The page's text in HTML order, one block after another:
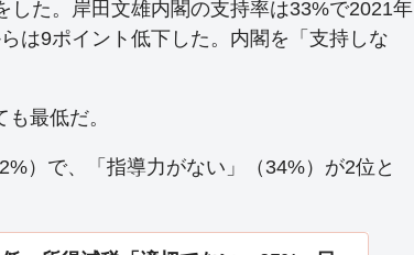
した。岸田文雄内閣の支持率は33%で2021年
は9ポイント低下した。内閣を「支持しな
最低だ。
）で、「指導力がない」（34%）が2位と